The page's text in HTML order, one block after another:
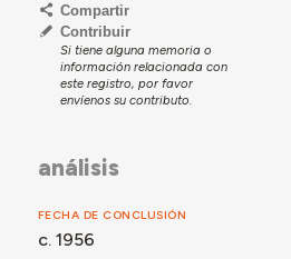
Compartir
Contribuir
Si tiene alguna memoria o
información relacionada con
este registro, por favor
envíenos su contributo.
análisis
FECHA DE CONCLUSIÓN
c. 1956